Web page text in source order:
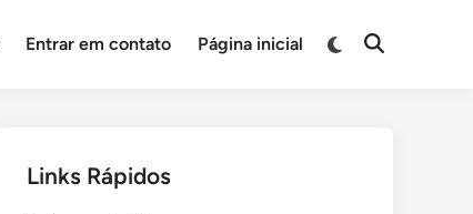
Entrar em contato Página inicial
Switch
Open
Links Rápidos